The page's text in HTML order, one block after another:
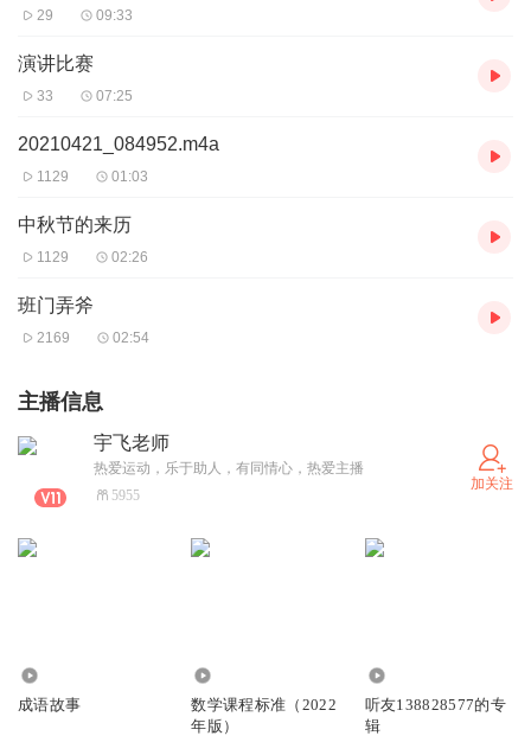
29 09:33
演讲比赛
33 07:25
20210421_084952.m4a
1129 01:03
中秋节的来历
1129 02:26
班门弄斧
2169 02:54
主播信息
宇飞老师
热爱运动，乐于助人，有同情心，热爱主播
5955
加关注
成语故事
数学课程标准（2022
年版）
听友138828577的专
辑